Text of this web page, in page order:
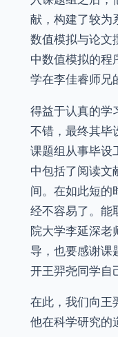
献，构建了较为
数值模拟与论文
中数值模拟的程
学在李佳睿师兄
得益于认真的学
不错，最终其毕
课题组从事毕设
中包括了阅读文
间。在如此短的
经不容易了。能
院大学李延深老
导，也要感谢课
开王羿尧同学自
在此，我们向王
他在科学研究的